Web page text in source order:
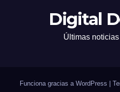
Digital
Últimas
Funciona gracias a WordPress